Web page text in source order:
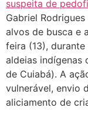
Gabriel
alvos de busca e
feira (13),
aldeias indígenas
de Cuiabá). A
vulnerável, envio
aliciamento de